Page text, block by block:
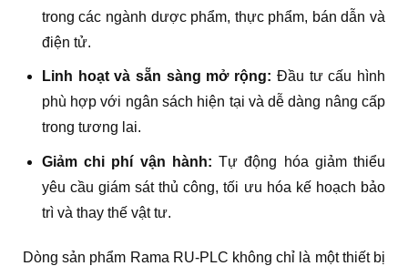
trong các ngành dược phẩm, thực phẩm, bán dẫn và
điện tử.
Linh hoạt và sẵn sàng mở rộng: Đầu tư cấu hình
phù hợp với ngân sách hiện tại và dễ dàng nâng cấp
trong tương lai.
Giảm chi phí vận hành: Tự động hóa giảm thiểu
yêu cầu giám sát thủ công, tối ưu hóa kế hoạch bảo
trì và thay thế vật tư.
Dòng sản phẩm Rama RU-PLC không chỉ là một thiết bị